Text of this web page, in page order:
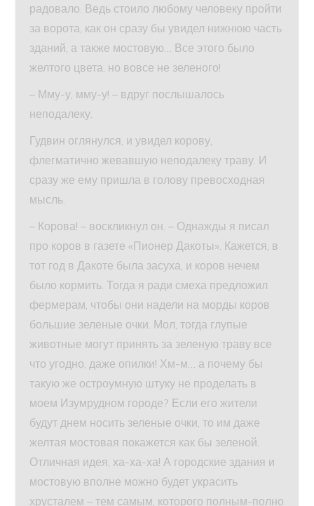
радовало. Ведь стоило любому человеку пройти
за ворота, как он сразу бы увидел нижнюю часть
зданий, а также мостовую… Все этого было
желтого цвета, но вовсе не зеленого!
– Мму-у, мму-у! – вдруг послышалось
неподалеку.
Гудвин оглянулся, и увидел корову,
флегматично жевавшую неподалеку траву. И
сразу же ему пришла в голову превосходная
мысль.
– Корова! – воскликнул он. – Однажды я писал
про коров в газете «Пионер Дакоты». Кажется, в
тот год в Дакоте была засуха, и коров нечем
было кормить. Тогда я ради смеха предложил
фермерам, чтобы они надели на морды коров
большие зеленые очки. Мол, тогда глупые
животные могут принять за зеленую траву все
что угодно, даже опилки! Хм-м… а почему бы
такую же остроумную штуку не проделать в
моем Изумрудном городе? Если его жители
будут днем носить зеленые очки, то им даже
желтая мостовая покажется как бы зеленой.
Отличная идея, ха-ха-ха! А городские здания и
мостовую вполне можно будет украсить
хрусталем – тем самым, которого полным-полно